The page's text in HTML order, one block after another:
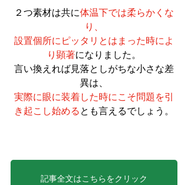
２つ素材は共に体温下では柔らかくな
り、
設置個所にピッタリとはまった時によ
り顕著になりました。
言い換えれば見落としがちな小さな差
異は、
実際に眼に装着した時にこそ問題を引
き起こし始める とも言えるでしょう。
記事全文はこちらをクリック